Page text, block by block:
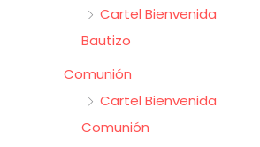
r
Cartel Bienvenida
Bautizo
Comunión
Cartel Bienvenida
Comunión